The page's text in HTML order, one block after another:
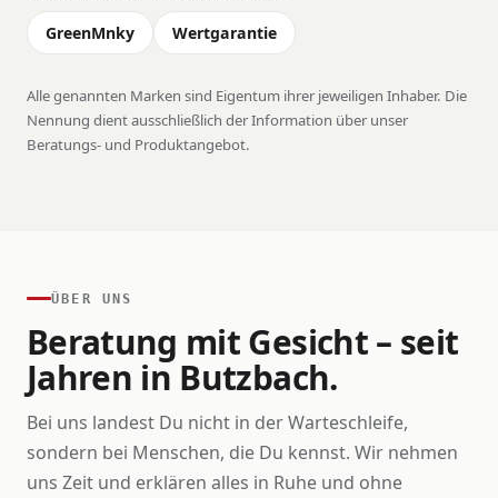
GreenMnky Wertgarantie
Alle genannten Marken sind Eigentum ihrer jeweiligen Inhaber. Die
Nennung dient ausschließlich der Information über unser
Beratungs- und Produktangebot.
ÜBER UNS
Beratung mit Gesicht – seit
Jahren in Butzbach.
Bei uns landest Du nicht in der Warteschleife,
sondern bei Menschen, die Du kennst. Wir nehmen
uns Zeit und erklären alles in Ruhe und ohne